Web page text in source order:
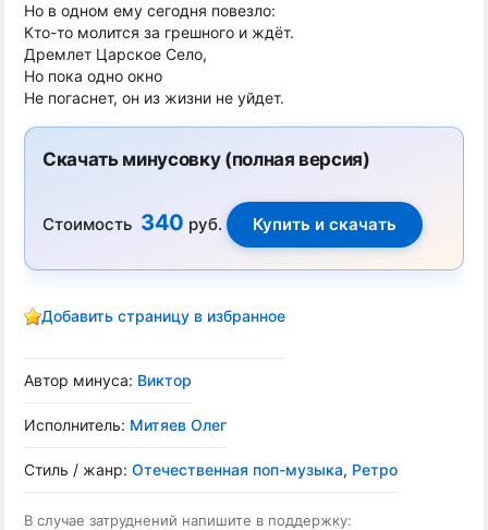
Но в одном ему сегодня повезло:
Кто-то молится за грешного и ждёт.
Дремлет Царское Село,
Но пока одно окно
Не погаснет, он из жизни не уйдет.
Скачать минусовку (полная версия)
Стоимость 340 руб.
Добавить страницу в избранное
Автор минуса: Виктор
Исполнитель: Митяев Олег
Стиль / жанр: Отечественная поп-музыка, Ретро
В случае затруднений напишите в поддержку: